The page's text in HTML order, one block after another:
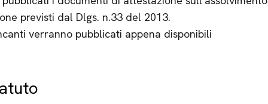
previsti dal Dlgs. n.33 del 2013.
verranno pubblicati appena disponibili